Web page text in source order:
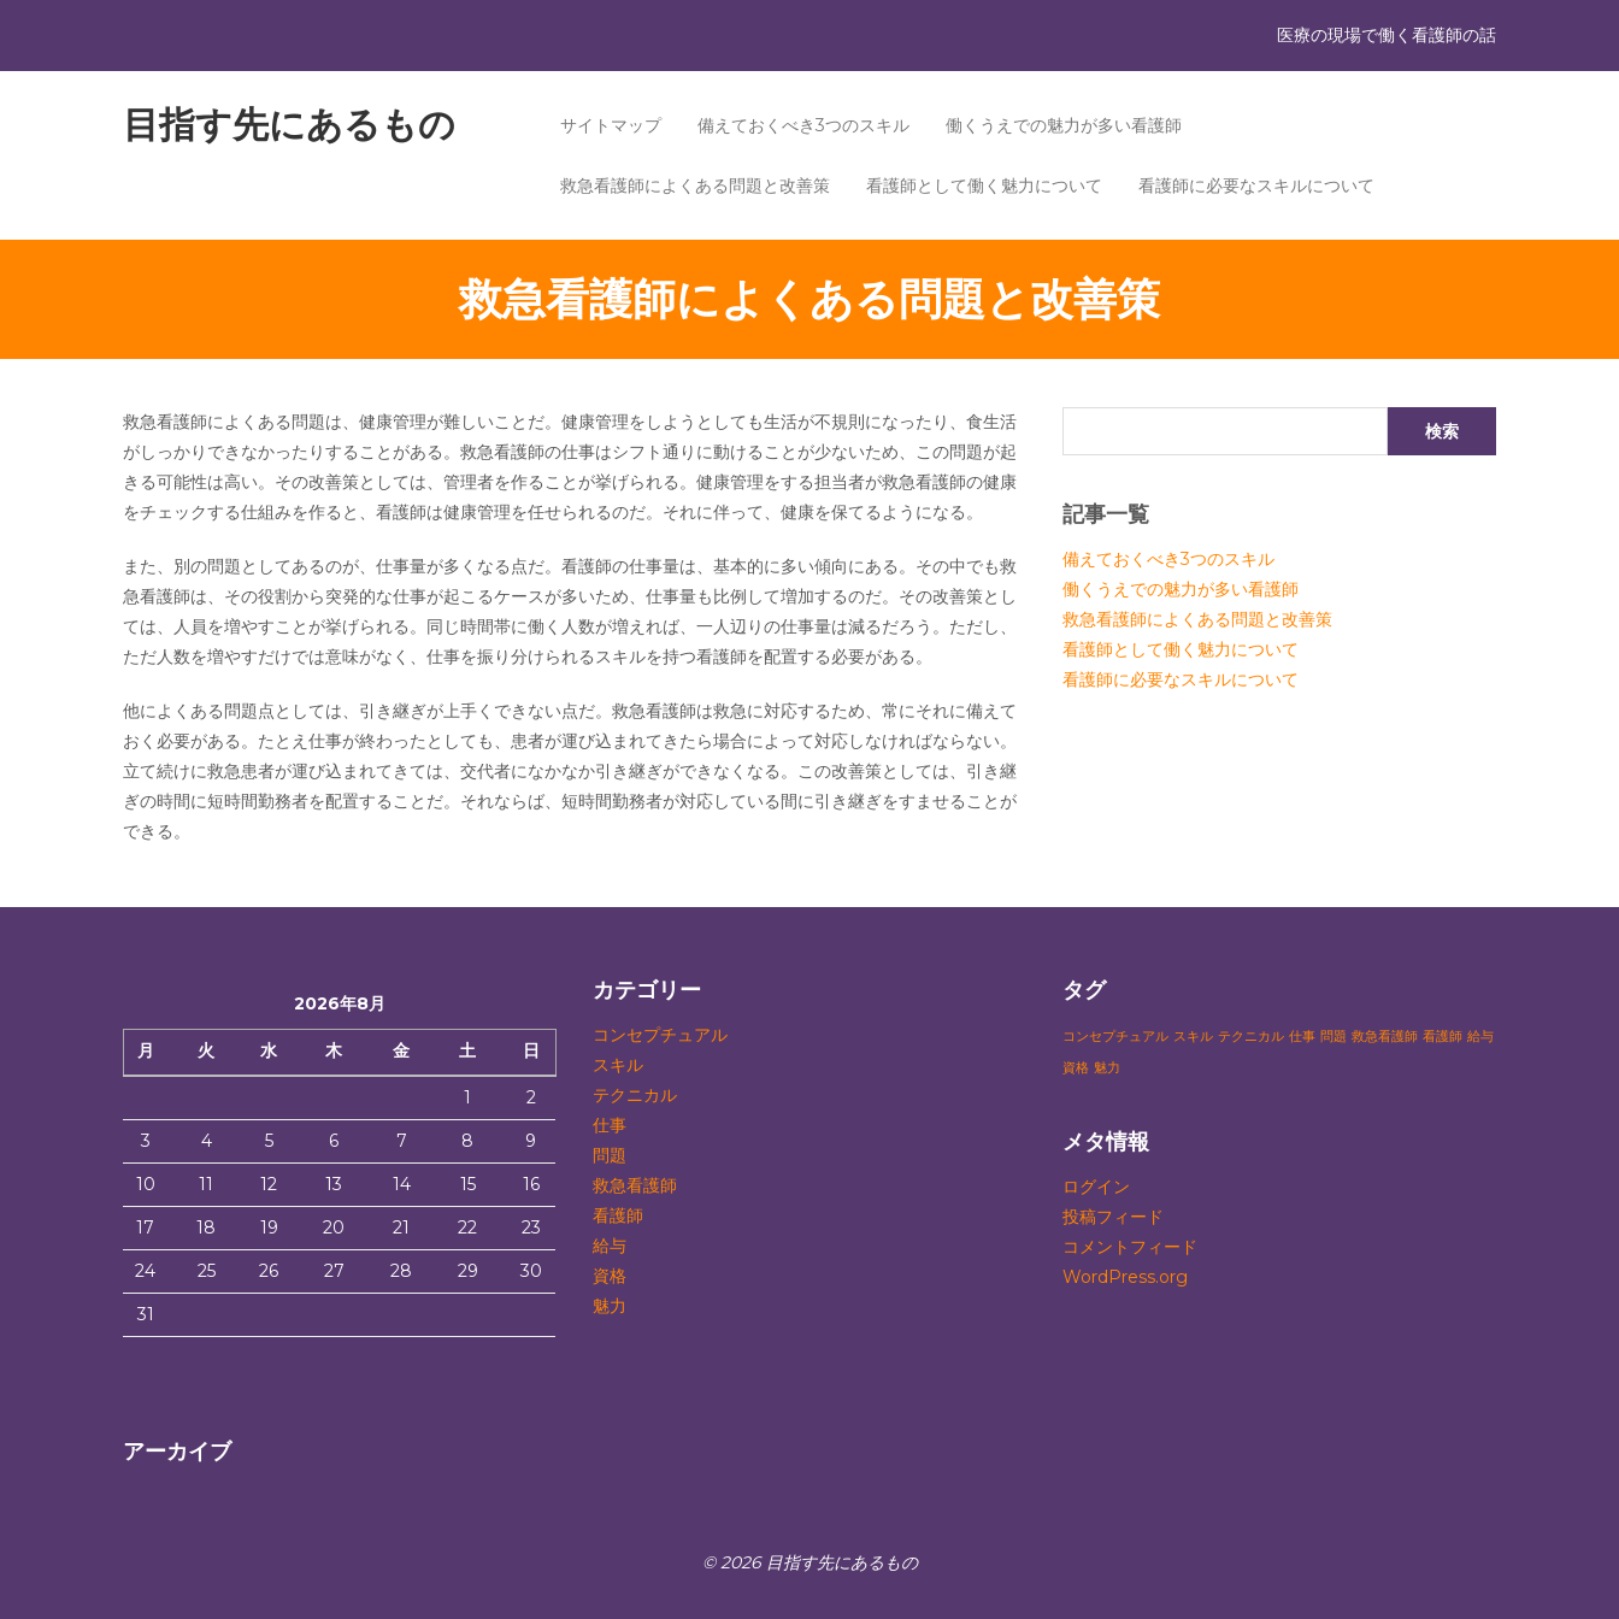
医療の現場で働く看護師の話
目指す先にあるもの サイトマップ 備えておくべき3つのスキル 働くうえでの魅力が多い看護師
救急看護師によくある問題と改善策 看護師として働く魅力について 看護師に必要なスキルについて
救急看護師によくある問題と改善策
救急看護師によくある問題は、健康管理が難しいことだ。健康管理をしようとしても生活が不規則になったり、食生活
がしっかりできなかったりすることがある。救急看護師の仕事はシフト通りに動けることが少ないため、この問題が起
きる可能性は高い。その改善策としては、管理者を作ることが挙げられる。健康管理をする担当者が救急看護師の健康
をチェックする仕組みを作ると、看護師は健康管理を任せられるのだ。それに伴って、健康を保てるようになる。
また、別の問題としてあるのが、仕事量が多くなる点だ。看護師の仕事量は、基本的に多い傾向にある。その中でも救
急看護師は、その役割から突発的な仕事が起こるケースが多いため、仕事量も比例して増加するのだ。その改善策とし
ては、人員を増やすことが挙げられる。同じ時間帯に働く人数が増えれば、一人辺りの仕事量は減るだろう。ただし、
ただ人数を増やすだけでは意味がなく、仕事を振り分けられるスキルを持つ看護師を配置する必要がある。
他によくある問題点としては、引き継ぎが上手くできない点だ。救急看護師は救急に対応するため、常にそれに備えて
おく必要がある。たとえ仕事が終わったとしても、患者が運び込まれてきたら場合によって対応しなければならない。
立て続けに救急患者が運び込まれてきては、交代者になかなか引き継ぎができなくなる。この改善策としては、引き継
ぎの時間に短時間勤務者を配置することだ。それならば、短時間勤務者が対応している間に引き継ぎをすませることが
できる。
記事一覧
備えておくべき3つのスキル
働くうえでの魅力が多い看護師
救急看護師によくある問題と改善策
看護師として働く魅力について
看護師に必要なスキルについて
2026年8月
月 火 水 木 金 土 日
1
2
3
4 5 6 7 8
9
10
11 12 13 14 15
16
17
18 19 20 21 22
23
24
25 26 27 28 29
30
31
アーカイブ
カテゴリー
コンセプチュアル
スキル
テクニカル
仕事
問題
救急看護師
看護師
給与
資格
魅力
タグ
コンセプチュアル スキル テクニカル 仕事 問題 救急看護師 看護師 給与
資格 魅力
メタ情報
ログイン
投稿フィード
コメントフィード
WordPress.org
© 2026 目指す先にあるもの